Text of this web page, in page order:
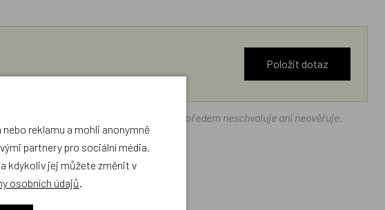
Položit dotaz
e-shopu Dráček.cz texty zákazníků předem neschvaluje ani neověřuje.
se zeptá!
reklamu a mohli anonymně
partnery pro sociální média,
kdykoliv jej můžete změnit v
osobních údajů